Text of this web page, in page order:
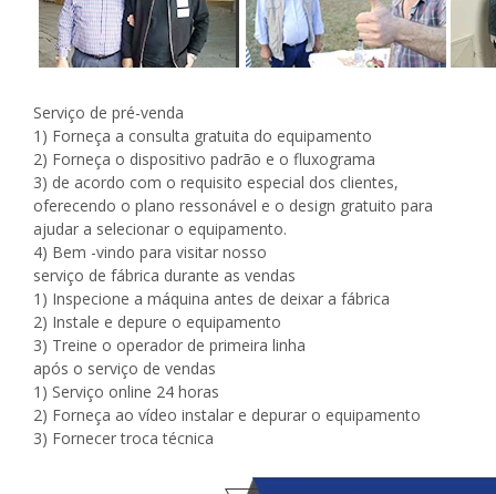
Serviço de pré-venda
1) Forneça a consulta gratuita do equipamento
2) Forneça o dispositivo padrão e o fluxograma
3) de acordo com o requisito especial dos clientes,
oferecendo o plano ressonável e o design gratuito para
ajudar a selecionar o equipamento.
4) Bem -vindo para visitar nosso
serviço de fábrica durante as vendas
1) Inspecione a máquina antes de deixar a fábrica
2) Instale e depure o equipamento
3) Treine o operador de primeira linha
após o serviço de vendas
1) Serviço online 24 horas
2) Forneça ao vídeo instalar e depurar o equipamento
3) Fornecer troca técnica